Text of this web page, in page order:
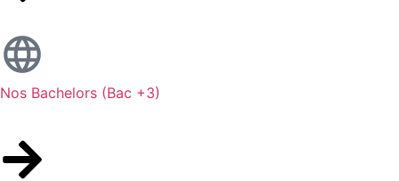
Nos Bachelors (Bac +3)